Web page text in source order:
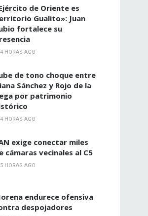
de Oriente es
Gualito»: Juan
fortalece su
4 HORAS AGO
de tono choque entre
Sánchez y Rojo de la
por patrimonio
4 HORAS AGO
exige conectar miles
cámaras vecinales al C5
5 HORAS AGO
endurece ofensiva
despojadores